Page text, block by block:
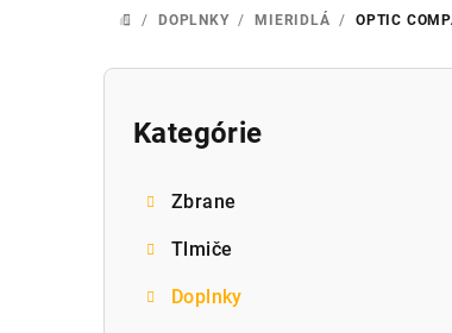
DOMOV
/ DOPLNKY / MIERIDLÁ / OPTIC
B
Preskočiť
Kategórie
Zbrane
Tlmiče
Doplnky